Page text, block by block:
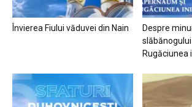
Învierea Fiului văduvei din Nain
Despre
Rugăciunea